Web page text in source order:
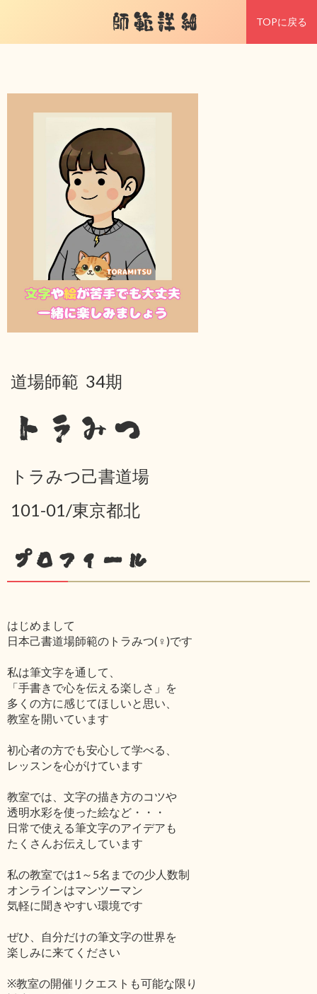
師範詳細 TOPに戻る
道場師範 34期
トラみつ
トラみつ己書道場
101-01/東京都北
プロフィール
はじめまして
日本己書道場師範のトラみつ(♀)です
私は筆文字を通して、
「手書きで心を伝える楽しさ」を
多くの方に感じてほしいと思い、
教室を開いています
初心者の方でも安心して学べる、
レッスンを心がけています
教室では、文字の描き方のコツや
透明水彩を使った絵など・・・
日常で使える筆文字のアイデアも
たくさんお伝えしています
私の教室では1～5名までの少人数制
オンラインはマンツーマン
気軽に聞きやすい環境です
ぜひ、自分だけの筆文字の世界を
楽しみに来てください
※教室の開催リクエストも可能な限り